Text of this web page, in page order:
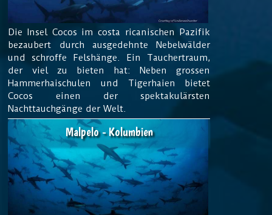
Die Insel Cocos im costa ricanischen Pazifik
bezaubert durch ausgedehnte Nebelwälder
und schroffe Felshänge. Ein Tauchertraum,
der viel zu bieten hat: Neben grossen
Hammerhaischulen und Tigerhaien bietet
Cocos einen der spektakulärsten
Nachttauchgänge der Welt.
Malpelo - Kolumbien